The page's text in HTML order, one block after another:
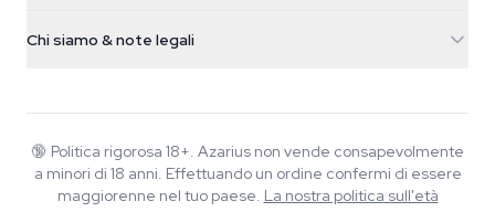
+31(0)204897914
Smokeshop
FAQ
Informativa sulla privacy
Chi siamo & note legali
Wiki
Blog
Musica
🔞 Politica rigorosa 18+. Azarius non vende consapevolmente
a minori di 18 anni. Effettuando un ordine confermi di essere
maggiorenne nel tuo paese. La nostra politica sull'età